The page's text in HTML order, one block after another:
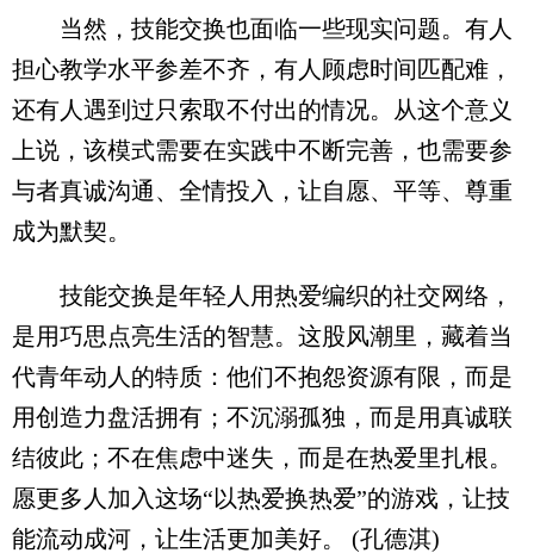
当然，技能交换也面临一些现实问题。有人
担心教学水平参差不齐，有人顾虑时间匹配难，
还有人遇到过只索取不付出的情况。从这个意义
上说，该模式需要在实践中不断完善，也需要参
与者真诚沟通、全情投入，让自愿、平等、尊重
成为默契。
技能交换是年轻人用热爱编织的社交网络，
是用巧思点亮生活的智慧。这股风潮里，藏着当
代青年动人的特质：他们不抱怨资源有限，而是
用创造力盘活拥有；不沉溺孤独，而是用真诚联
结彼此；不在焦虑中迷失，而是在热爱里扎根。
愿更多人加入这场“以热爱换热爱”的游戏，让技
能流动成河，让生活更加美好。 (孔德淇)